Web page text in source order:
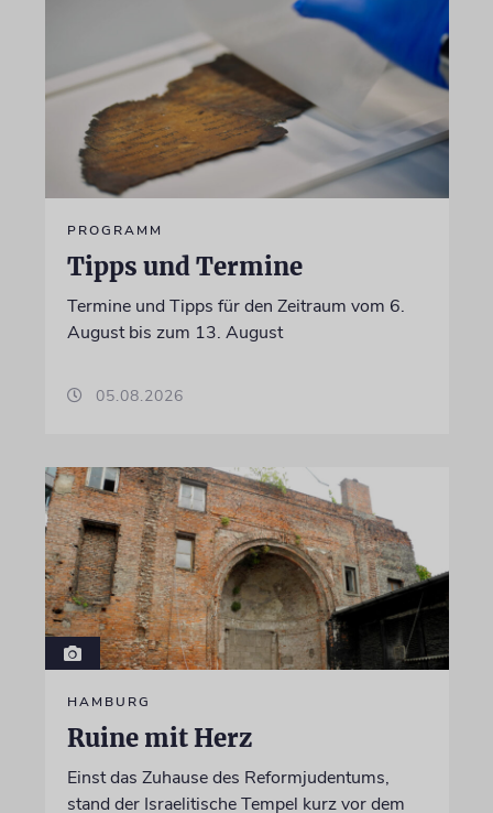
PROGRAMM
Tipps und Termine
Termine und Tipps für den Zeitraum vom 6.
August bis zum 13. August
05.08.2026
HAMBURG
Ruine mit Herz
Einst das Zuhause des Reformjudentums,
stand der Israelitische Tempel kurz vor dem